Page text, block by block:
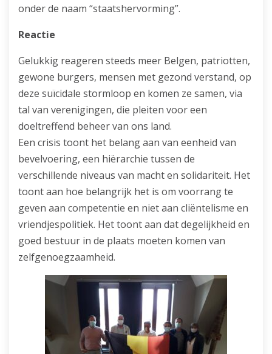
onder de naam “staatshervorming”.
Reactie
Gelukkig reageren steeds meer Belgen, patriotten,
gewone burgers, mensen met gezond verstand, op
deze suïcidale stormloop en komen ze samen, via
tal van verenigingen, die pleiten voor een
doeltreffend beheer van ons land.
Een crisis toont het belang aan van eenheid van
bevelvoering, een hiërarchie tussen de
verschillende niveaus van macht en solidariteit. Het
toont aan hoe belangrijk het is om voorrang te
geven aan competentie en niet aan cliëntelisme en
vriendjespolitiek. Het toont aan dat degelijkheid en
goed bestuur in de plaats moeten komen van
zelfgenoegzaamheid.